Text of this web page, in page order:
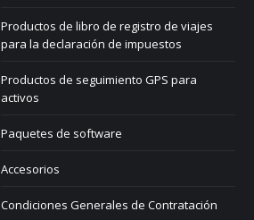
Productos de libro de registro de viajes
para la declaración de impuestos
Productos de seguimiento GPS para
activos
Paquetes de software
Accesorios
Condiciones Generales de Contratación